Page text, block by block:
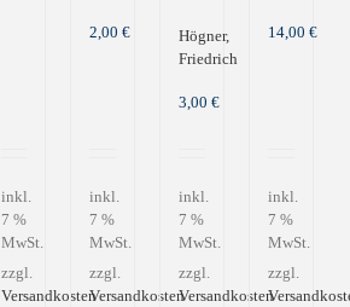
inkl.
7 %
MwSt.
zzgl.
Versandkosten
2,00€
inkl.
7 %
MwSt.
zzgl.
Versandkosten
Högner,
Friedrich
3,00€
inkl.
7 %
MwSt.
zzgl.
Versandkosten
14,00€
inkl.
7 %
MwSt.
zzgl.